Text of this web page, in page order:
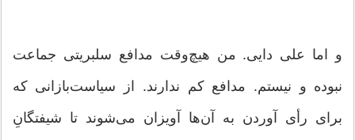
و اما علی دایی. من هیچ‌وقت مدافع سلبریتی جماعت
نبوده و نیستم. مدافع کم ندارند. از سیاست‌بازانی که
برای رأی آوردن به آن‌ها آویزان می‌شوند تا شیفتگانِ